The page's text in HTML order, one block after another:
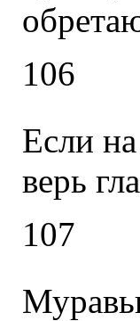
106
Если
верь
107